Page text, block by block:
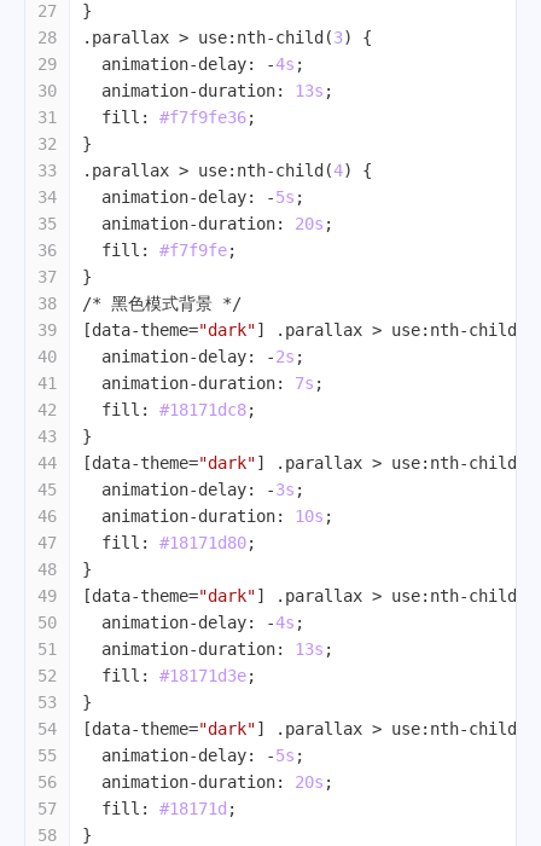
27
28
29
30
31
32
33
34
35
36
37
38
39
40
41
42
43
44
45
46
47
48
49
50
51
52
53
54
55
56
57
58
}
.parallax > use:nth-child (3) {
animation-delay: -4s ;
animation-duration: 13s ;
fill : #f7f9fe36;
}
.parallax > use:nth-child (4) {
animation-delay: -5s ;
animation-duration: 20s ;
fill : #f7f9fe;
}
/* 黑色模式背景 */
[data-theme="dark"] .parallax > use:nth-child
animation-delay: -2s ;
animation-duration: 7s ;
fill : #18171dc8;
}
[data-theme="dark"] .parallax > use:nth-child
animation-delay: -3s ;
animation-duration: 10s ;
fill : #18171d80;
}
[data-theme="dark"] .parallax > use:nth-child
animation-delay: -4s ;
animation-duration: 13s ;
fill : #18171d3e;
}
[data-theme="dark"] .parallax > use:nth-child
animation-delay: -5s ;
animation-duration: 20s ;
fill : #18171d ;
}